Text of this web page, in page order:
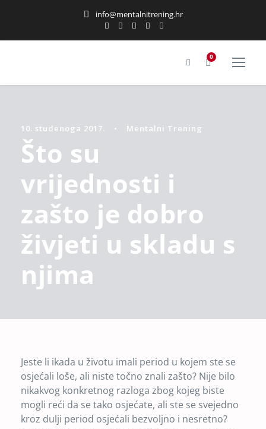
info@mentalnitrening.hr
0
10. studenoga 2017. • Mentalni Trening
Što su
vrijednosti i
zašto je dobro
živjeti u skladu s
njima
Jeste li ikada u životu imali period u kojem ste se
osjećali loše, ali niste točno znali zašto? Nije bilo
nikakvog konkretnog razloga zbog kojeg biste
mogli reći da se tako osjećate, ali ste se svejedno
kroz dulji period osjećali bezvoljno i nesretno?